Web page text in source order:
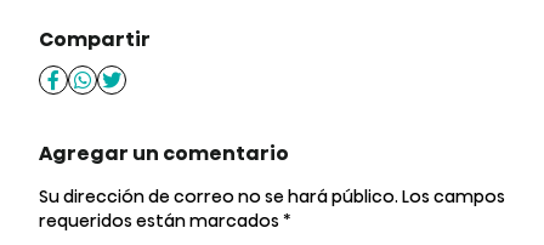
Compartir
Agregar un comentario
Su dirección de correo no se hará público. Los campos
requeridos están marcados *